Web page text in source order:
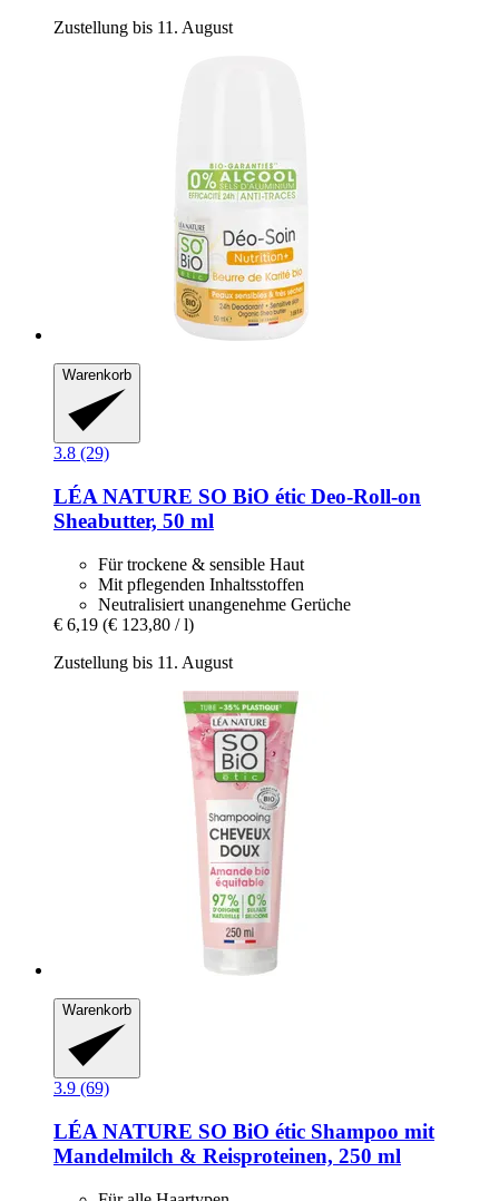
Zustellung bis 11. August
Warenkorb
3.8 (29)
LÉA NATURE SO BiO étic Deo-​Roll-​on
Sheabutter, 50 ml
Für trockene & sensible Haut
Mit pflegenden Inhaltsstoffen
Neutralisiert unangenehme Gerüche
€ 6,19 (€ 123,80 / l)
Zustellung bis 11. August
Warenkorb
3.9 (69)
LÉA NATURE SO BiO étic Shampoo mit
Mandelmilch & Reisproteinen, 250 ml